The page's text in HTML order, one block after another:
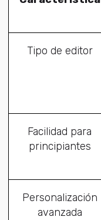
Tipo de editor
Facilidad para
principiantes
Personalización
avanzada